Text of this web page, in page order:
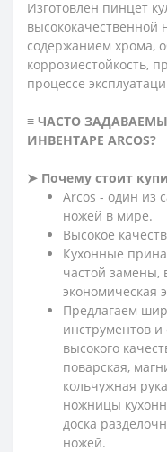
Изготовлен пинцет
содержанием хрома,
коррозиестойкость,
процессе
≡ ЧАСТО
ИНВЕНТАРЕ ARCOS?
➤ Почему стоит
Arcos - один из
ножей в мире.
Высокое
Кухонные
частой замены,
экономическая
Предлагаем
инструментов
высокого
поварская,
кольчужная
ножницы
доска
ножей.